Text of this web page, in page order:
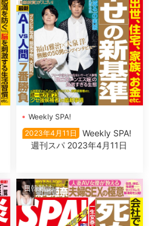
Weekly SPA!
2023年4月11日
Weekly SPA!
週刊スパ 2023年4月11日
日韓雜誌